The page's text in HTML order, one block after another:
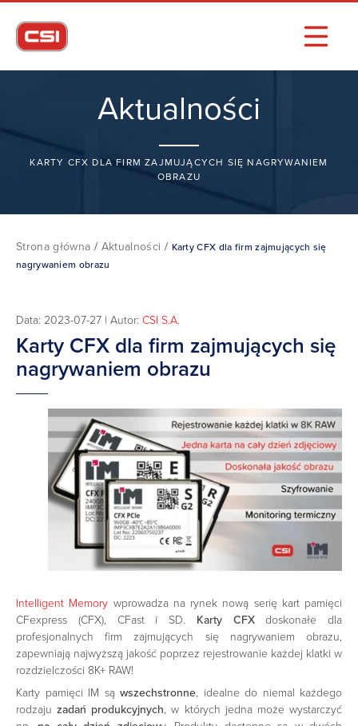
Aktualności
KARTY CFX DLA FIRM ZAJMUJĄCYCH SIĘ NAGRYWANIEM
OBRAZU
Strona główna / Aktualności / Karty CFX dla firm zajmujących się
nagrywaniem obrazu
Data: 2023-07-27 | Autor: CSI S.A.
Karty CFX dla firm zajmujących się
nagrywaniem obrazu
Intelligent Memory wprowadza na rynek nową serię kart pamięci
CFexpress (CFX), CFast i SD. Karty CFXdoskonałe dla
profesjonalnych firm zajmujących się nagrywaniem obrazu,
zapewniają najwyższą jakość poprzez rejestrowanie każdej klatki w
rozdzielczości 8K+ RAW!
Karty pamięci IM są wszechstronne, idealne do niemal każdego
rodzajuzadań produkcyjnych, w których jedna może wystarczyć